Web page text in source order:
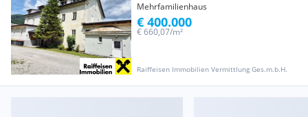
Mehrfamilienhaus
Raiffeisen Immobilien Vermittlung Ges.m.b.H.
€ 660,07/m²
€ 400.000